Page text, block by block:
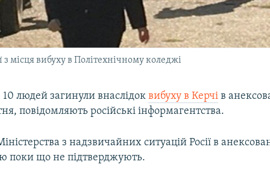
місця вибуху в Політехнічному коледжі
людей загинули внаслідоквибуху в Керчі в
повідомляють російські інформагентства.
з надзвичайних ситуацій Росії в
поки що не підтверджують.